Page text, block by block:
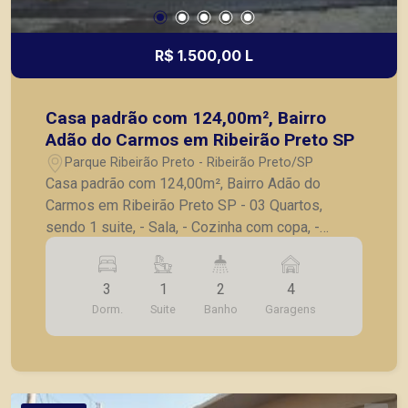
R$ 1.500,00 L
Casa padrão com 124,00m², Bairro
Adão do Carmos em Ribeirão Preto SP
Parque Ribeirão Preto - Ribeirão Preto/SP
Casa padrão com 124,00m², Bairro Adão do
Carmos em Ribeirão Preto SP - 03 Quartos,
sendo 1 suite, - Sala, - Cozinha com copa, -
Banheiro social, - Área de churrasco, - 04 vagas
de garagem. A Piramid tem como objetivo
atender seus clientes com agilidade e segurança,
em locação, vendas de imóveis prontos, usados
ou mesmo nos principais lançamentos da cidade
3
Dorm.
1
Suite
2
Banho
4
Garagens